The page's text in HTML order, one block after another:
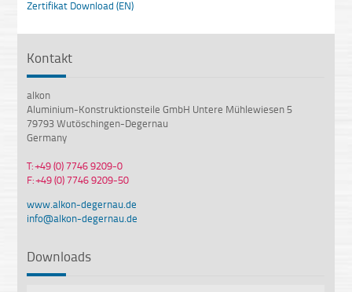
Zertifikat Download (EN)
Kontakt
alkon
Aluminium-Konstruktionsteile GmbH Untere Mühlewiesen 5
79793 Wutöschingen-Degernau
Germany
T: +49 (0) 7746 9209-0
F: +49 (0) 7746 9209-50
www.alkon-degernau.de
info@alkon-degernau.de
Downloads